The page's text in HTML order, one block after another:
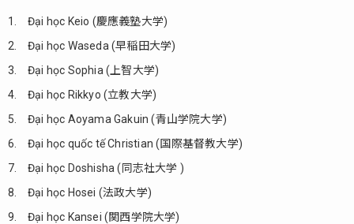
Đại học Keio (慶應義塾大学)
Đại học Waseda (早稲田大学)
Đại học Sophia (上智大学)
Đại học Rikkyo (立教大学)
Đại học Aoyama Gakuin (青山学院大学)
Đại học quốc tế Christian (国際基督教大学)
Đại học Doshisha (同志社大学 )
Đại học Hosei (法政大学)
Đại học Kansei (関西学院大学)